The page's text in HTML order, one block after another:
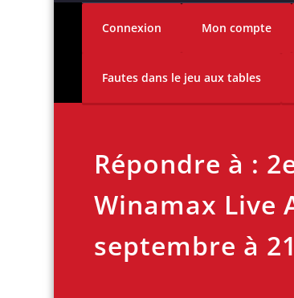
Connexion Mon compte
Fautes dans le jeu aux tables
Répondre à :
Winamax Live
septembre à